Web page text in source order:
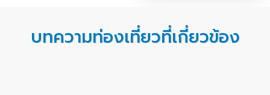
บทความท่องเที่ยวที่เกี่ยวข้อง